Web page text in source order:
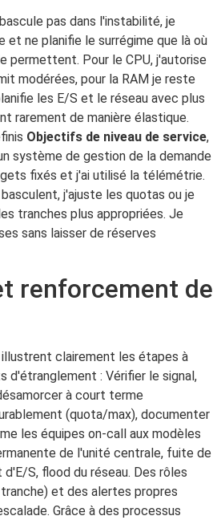
pas dans l'instabilité, je
et ne planifie le surrégime que là où
permettent. Pour le CPU, j'autorise
modérées, pour la RAM je reste
les E/S et le réseau avec plus
rarement de manière élastique.
Objectifs de niveau de service,
système de gestion de la demande
fixés et j'ai utilisé la télémétrie.
j'ajuste les quotas ou je
tranches plus appropriées. Je
sans laisser de réserves
renforcement de
illustrent clairement les étapes à
d'étranglement : Vérifier le signal,
à court terme
(quota/max), documenter
les équipes on-call aux modèles
de l'unité centrale, fuite de
S, flood du réseau. Des rôles
et des alertes propres
Grâce à des processus